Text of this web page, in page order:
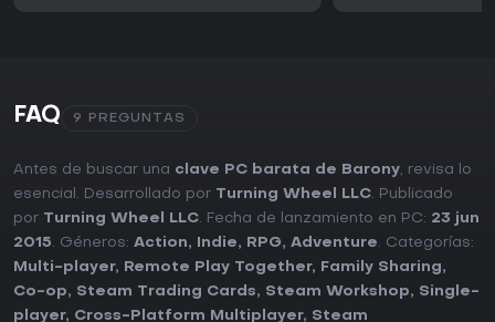
FAQ 9 PREGUNTAS
Antes de buscar una clave PC barata de Barony, revisa lo
esencial. Desarrollado por Turning Wheel LLC. Publicado
por Turning Wheel LLC. Fecha de lanzamiento en PC: 23 jun
2015. Géneros: Action, Indie, RPG, Adventure. Categorías:
Multi-player, Remote Play Together, Family Sharing,
Co-op, Steam Trading Cards, Steam Workshop, Single-
player, Cross-Platform Multiplayer, Steam